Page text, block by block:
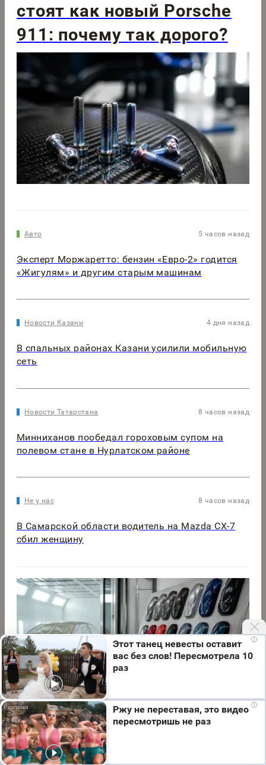
стоят как новый Porsche
911: почему так дорого?
Авто 5 часов назад
Эксперт Моржаретто: бензин «Евро-2» годится
«Жигулям» и другим старым машинам
Новости Казани 4 дня назад
В спальных районах Казани усилили мобильную
сеть
Новости Татарстана 8 часов назад
Минниханов пообедал гороховым супом на
полевом стане в Нурлатском районе
Не у нас 8 часов назад
В Самарской области водитель на Mazda CX-7
сбил женщину
Авто 6 часов назад
Краска не главное: как не прогореть на
Мы используем cookie. Во время посещения сайта
вы соглашаетесь с тем, что мы обрабатываем
ваши персональные данные с использованием
метрик Яндекс Метрика, top.mail.ru, LiveInternet.
Я согласен
i
Этот танец невесты оставит
вас без слов! Пересмотрела 10
раз
i
Ржу не переставая, это видео
пересмотришь не раз